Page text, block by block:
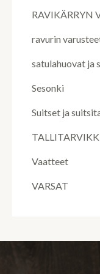
RAVIKÄRRYN
ravurin
satulahuovat ja
Sesonki
Suitset ja
Vaatteet
VARSAT